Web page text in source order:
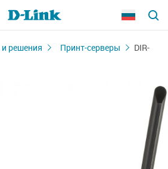
решения Принт-серверы
DIR-